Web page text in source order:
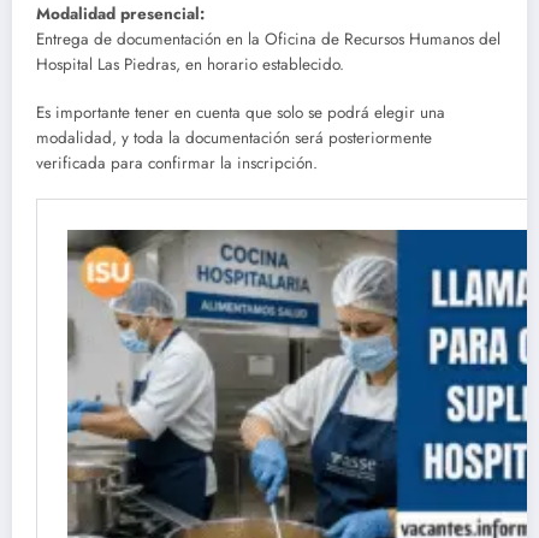
Modalidad presencial:
Entrega de documentación en la Oficina de Recursos Humanos del
Hospital Las Piedras, en horario establecido.
Es importante tener en cuenta que solo se podrá elegir una
modalidad, y toda la documentación será posteriormente
verificada para confirmar la inscripción.